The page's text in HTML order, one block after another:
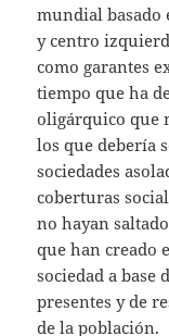
mundial basado
y centro
como garantes
tiempo que ha
oligárquico que
los que debería
sociedades
coberturas
no hayan
que han creado
sociedad a base
presentes y de
de la población.